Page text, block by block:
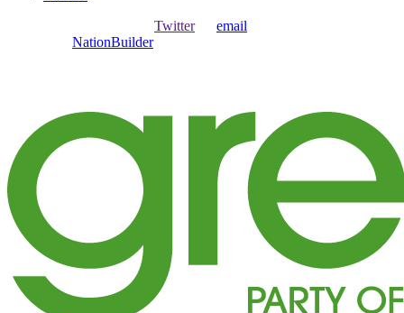
Twitterou email
NationBuilder